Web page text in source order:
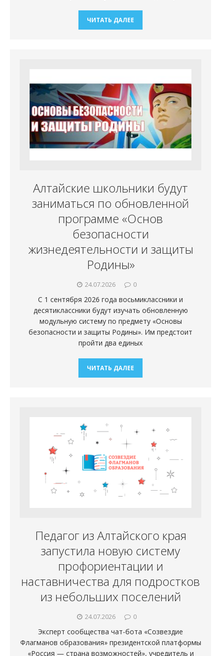
ЧИТАТЬ ДАЛЕЕ
Алтайские школьники будут
заниматься по обновленной
программе «Основ
безопасности
жизнедеятельности и защиты
Родины»
24.07.2026 0
С 1 сентября 2026 года восьмиклассники и
десятиклассники будут изучать обновленную
модульную систему по предмету «Основы
безопасности и защиты Родины». Им предстоит
пройти два единых
ЧИТАТЬ ДАЛЕЕ
Педагог из Алтайского края
запустила новую систему
профориентации и
наставничества для подростков
из небольших поселений
24.07.2026 0
Эксперт сообщества чат-бота «Созвездие
Флагманов образования» президентской платформы
«Россия — страна возможностей», учредитель и